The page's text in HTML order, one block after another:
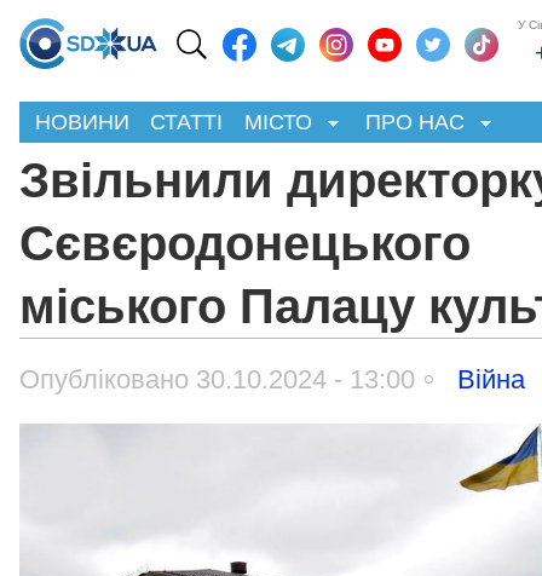
У
НОВИНИ СТАТТІ МІСТО ПРО НАС
Звільнили
Сєвєродонецького
міського Палацу
Опубліковано 30.10.2024 - 13:00 Війна